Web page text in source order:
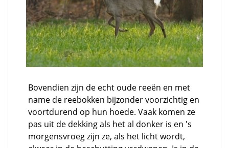
Bovendien zijn de echt oude reeën en met
name de reebokken bijzonder voorzichtig en
voortdurend op hun hoede. Vaak komen ze
pas uit de dekking als het al donker is en 's
morgensvroeg zijn ze, als het licht wordt,